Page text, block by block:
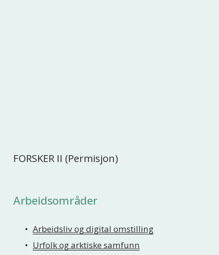
FORSKER II (Permisjon)
Arbeidsområder
Arbeidsliv og digital omstilling
Urfolk og arktiske samfunn